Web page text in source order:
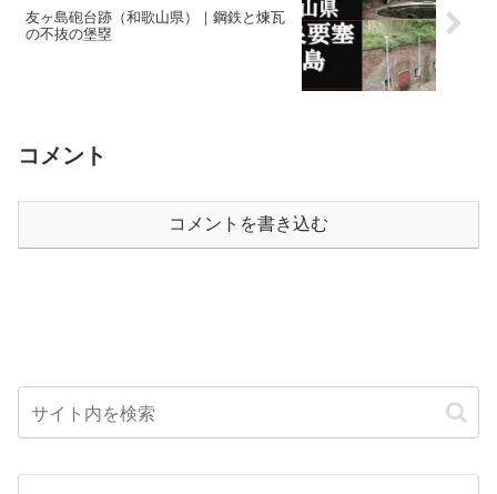
友ヶ島砲台跡（和歌山県）｜鋼鉄と煉瓦
の不抜の堡塁
コメント
コメントを書き込む